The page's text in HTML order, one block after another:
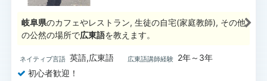
岐阜県のカフェやレストラン, 生徒の自宅(家庭教師), その他
の公然の場所で広東語を教えます。
ネイティブ言語 英語,広東語 広東語講師経験
2年～3年
初心者歓迎！